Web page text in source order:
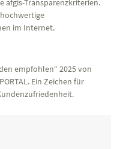
afgis-Transparenzkriterien.
im Internet.
empfohlen“ 2025 von
Ein Zeichen für